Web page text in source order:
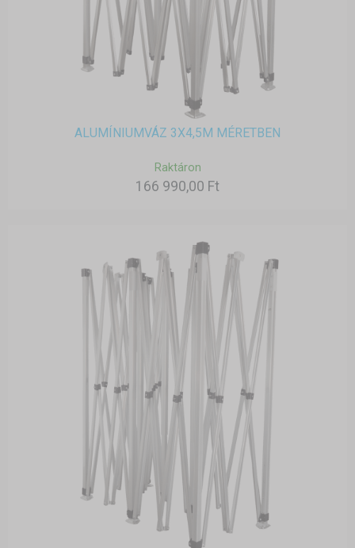
ALUMÍNIUMVÁZ 3X4,5M MÉRETBEN
Raktáron
166 990,00 Ft